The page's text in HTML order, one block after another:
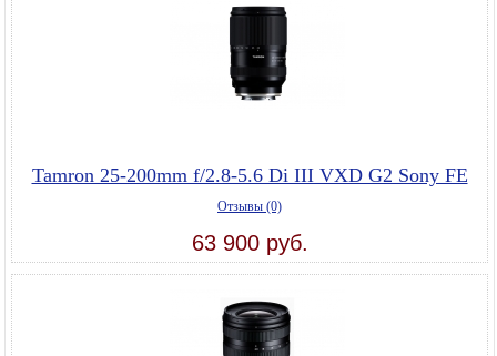
Tamron 25-200mm f/2.8-5.6 Di III VXD G2 Sony FE
Отзывы (0)
63 900 руб.